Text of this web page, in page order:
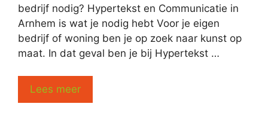
bedrijf nodig? Hypertekst en Communicatie in
Arnhem is wat je nodig hebt Voor je eigen
bedrijf of woning ben je op zoek naar kunst op
maat. In dat geval ben je bij Hypertekst …
Lees meer